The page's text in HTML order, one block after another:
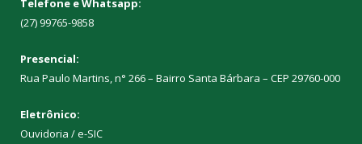
Telefone e Whatsapp:
(27) 99765-9858
Presencial:
Rua Paulo Martins, n° 266 – Bairro Santa Bárbara – CEP 29760-000
Eletrônico:
Ouvidoria /e-SIC